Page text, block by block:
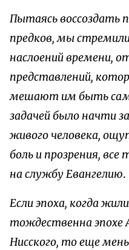
Пытаясь воссоздать
предков, мы
наслоений времени,
представлений,
мешают им быть
задачей было начти
живого человека,
боль и прозрения,
на службу Евангелию.
Если эпоха, когда
тождественна эпохе
Нисского, то еще